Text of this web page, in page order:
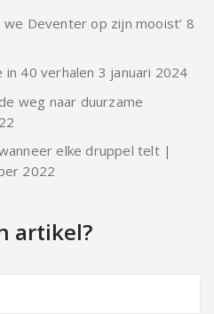
we Deventer op zijn mooist’ 8
40 verhalen 3 januari 2024
weg naar duurzame
elke druppel telt |
2022
artikel?